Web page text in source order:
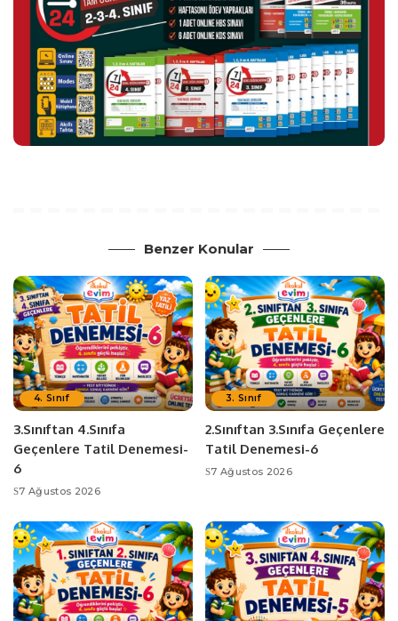
Benzer Konular
4. Sınıf
3.Sınıftan 4.Sınıfa
Geçenlere Tatil Denemesi-
6
7 Ağustos 2026
3. Sınıf
2.Sınıftan 3.Sınıfa Geçenlere
Tatil Denemesi-6
7 Ağustos 2026